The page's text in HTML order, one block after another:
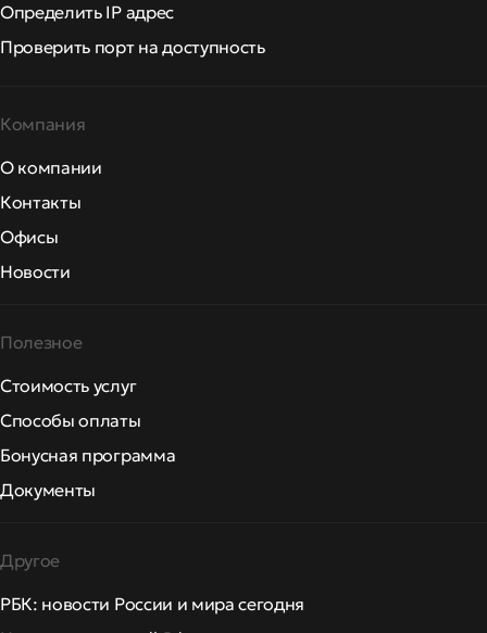
Определить IP адрес
Проверить порт на доступность
Компания
О компании
Контакты
Офисы
Новости
Полезное
Стоимость услуг
Способы оплаты
Бонусная программа
Документы
Другое
РБК: новости России и мира сегодня